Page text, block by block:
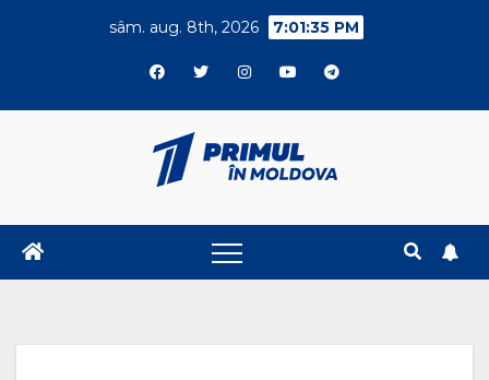
sâm. aug. 8th, 2026 7:01:36 PM